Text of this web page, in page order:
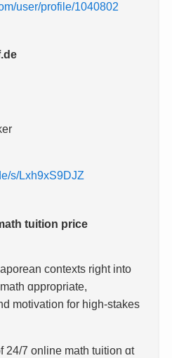
user/profile/1040802
s/Lxh9xS9DJZ
tuition price
contexts right into
ɑppropriate,
motivation for high-stakes
24/7 online math tuition ɑt